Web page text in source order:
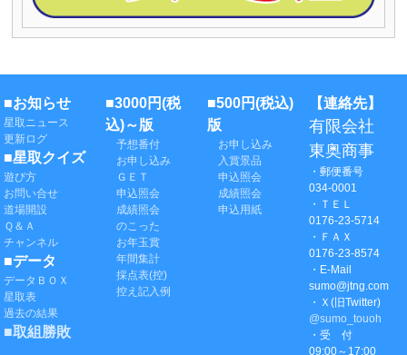
■お知らせ
星取ニュース
更新ログ
■星取クイズ
遊び方
お問い合せ
道場開設
Ｑ＆Ａ
チャンネル
■データ
データＢＯＸ
星取表
過去の結果
■取組勝敗
■3000円(税
込)～版
予想番付
お申し込み
ＧＥＴ
申込照会
成績照会
のこった
お年玉賞
年間集計
採点表(控)
控え記入例
■500円(税込)
版
お申し込み
入賞景品
申込照会
成績照会
申込用紙
【連絡先】
有限会社
東奥商事
・郵便番号
034-0001
・ＴＥＬ
0176-23-5714
・ＦＡＸ
0176-23-8574
・E-Mail
sumo@jtng.com
・Ｘ(旧Twitter)
@sumo_touoh
・受 付
09:00～17:00